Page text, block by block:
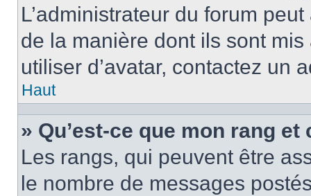
L’administrateur du forum
de la manière dont ils sont
utiliser d’avatar, contactez un
Haut
» Qu’est-ce que mon rang
Les rangs, qui peuvent être
le nombre de messages